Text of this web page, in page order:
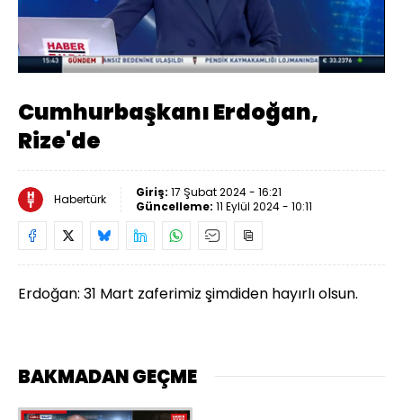
Sesi
Aç
Yüklendi:
2.09%
Oynatma
Hızı
Cumhurbaşkanı Erdoğan,
Rize'de
Habertürk Giriş: 17 Şubat 2024 - 16:21
Güncelleme: 11 Eylül 2024 - 10:11
Erdoğan: 31 Mart zaferimiz şimdiden hayırlı olsun.
BAKMADAN GEÇME